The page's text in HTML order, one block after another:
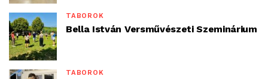
TÁBOROK
Bella István Versművészeti Szeminárium
TÁBOROK